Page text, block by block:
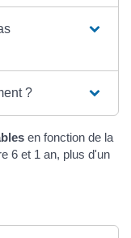
?
en fonction de la
6 et 1 an, plus d'un